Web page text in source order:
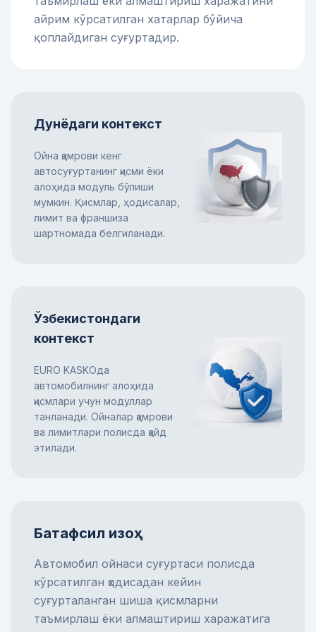
айрим кўрсатилган хатарлар бўйича
қоплайдиган суғуртадир.
Дунёдаги контекст
Ойна қамрови кенг
автосуғуртанинг қисми ёки
алоҳида модуль бўлиши
мумкин. Қисмлар, ҳодисалар,
лимит ва франшиза
шартномада белгиланади.
Ўзбекистондаги
контекст
EURO KASKOда
автомобилнинг алоҳида
қисмлари учун модуллар
танланади. Ойналар қамрови
ва лимитлари полисда қайд
этилади.
Батафсил изоҳ
Автомобил ойнаси суғуртаси полисда
кўрсатилган ҳодисадан кейин
суғурталанган шиша қисмларни
таъмирлаш ёки алмаштириш харажатига